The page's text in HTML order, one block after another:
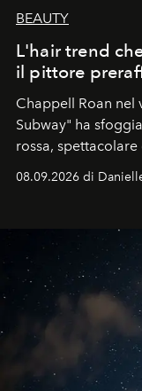
BEAUTY
L'hair trend
il pittore
Chappell Roan nel
Subway" ha
rossa,
dell'autunno?
08.09.2026 di